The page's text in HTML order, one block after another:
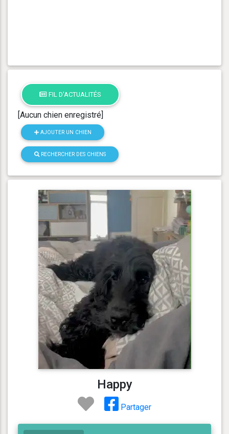
FIL D'ACTUALITÉS
[Aucun chien enregistré]
AJOUTER UN CHIEN
RECHERCHER DES CHIENS
Happy
Partager